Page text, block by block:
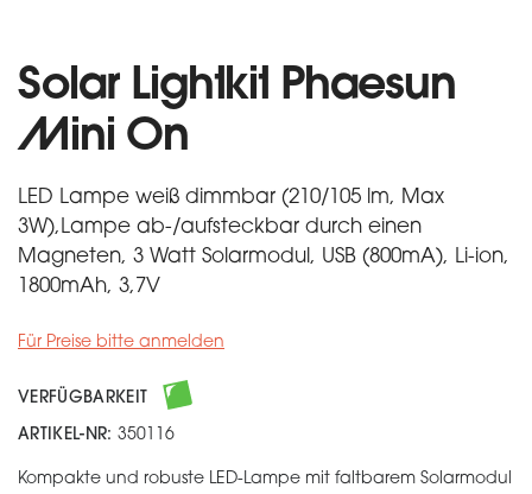
Solar Lightkit Phaesun
Mini On
LED Lampe weiß dimmbar (210/105 lm, Max
3W),Lampe ab-/aufsteckbar durch einen
Magneten, 3 Watt Solarmodul, USB (800mA), Li-ion,
1800mAh, 3,7V
Für Preise bitte anmelden
VERFÜGBARKEIT
ARTIKEL-NR: 350116
Kompakte und robuste LED-Lampe mit faltbarem Solarmodul